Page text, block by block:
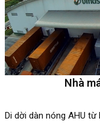
Nhà
Di dời dàn nóng AHU